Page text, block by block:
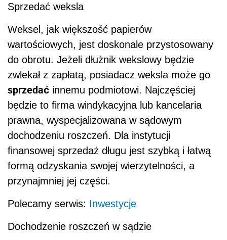
Sprzedać weksla
Weksel, jak większość papierów
wartościowych, jest doskonale przystosowany
do obrotu. Jeżeli dłużnik wekslowy będzie
zwlekał z zapłatą, posiadacz weksla może go
sprzedać innemu podmiotowi. Najczęściej
będzie to firma windykacyjna lub kancelaria
prawna, wyspecjalizowana w sądowym
dochodzeniu roszczeń. Dla instytucji
finansowej sprzedaż długu jest szybką i łatwą
formą odzyskania swojej wierzytelności, a
przynajmniej jej części.
Polecamy serwis: Inwestycje
Dochodzenie roszczeń w sądzie